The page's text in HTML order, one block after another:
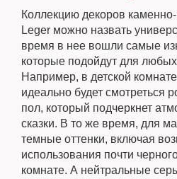
Коллекцию декоров
Leger можно назвать
время в нее вошли самые
которые подойдут для
Например, в детской
идеально будет смотреться
пол, который подчеркнет
сказки. В то же время, для
темные оттенки, включая
использования почти
комнате. А нейтральные